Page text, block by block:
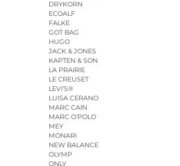
DRYKORN
ECOALF
FALKE
GOT BAG
HUGO
JACK & JONES
KAPTEN & SON
LA PRAIRIE
LE CREUSET
LEVI’S®
LUISA CERANO
MARC CAIN
MARC O’POLO
MEY
MONARI
NEW BALANCE
OLYMP
ONLY